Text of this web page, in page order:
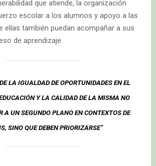
que atiende, la organización
escolar a los alumnos y apoyo a las
ellas también puedan acompañar a sus
de aprendizaje.
LA IGUALDAD DE OPORTUNIDADES EN EL
Y LA CALIDAD DE LA MISMA NO
A UN SEGUNDO PLANO EN CONTEXTOS DE
SINO QUE DEBEN PRIORIZARSE“